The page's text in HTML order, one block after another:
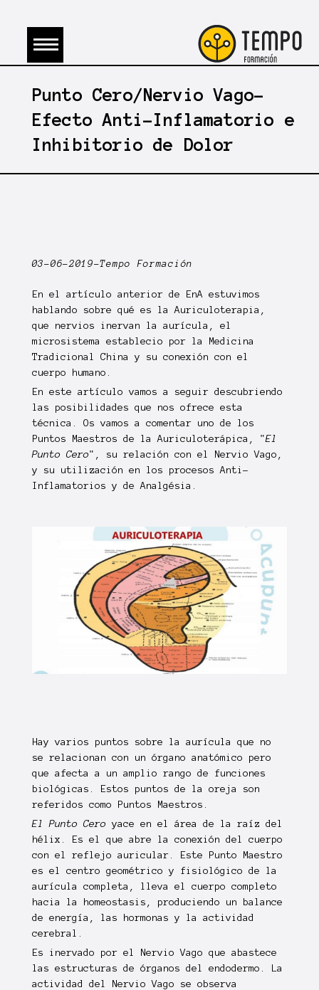
Punto Cero/Nervio Vago-
Efecto Anti-Inflamatorio e
Inhibitorio de Dolor
03-06-2019-Tempo Formación
En el artículo anterior de EnA estuvimos
hablando sobre qué es la Auriculoterapia,
que nervios inervan la aurícula, el
microsistema establecio por la Medicina
Tradicional China y su conexión con el
cuerpo humano.
En este artículo vamos a seguir descubriendo
las posibilidades que nos ofrece esta
técnica. Os vamos a comentar uno de los
Puntos Maestros de la Auriculoterápica, "El
Punto Cero", su relación con el Nervio Vago,
y su utilización en los procesos Anti-
Inflamatorios y de Analgésia.
Hay varios puntos sobre la aurícula que no
se relacionan con un órgano anatómico pero
que afecta a un amplio rango de funciones
biológicas. Estos puntos de la oreja son
referidos como Puntos Maestros.
El Punto Cero yace en el área de la raíz del
hélix. Es el que abre la conexión del cuerpo
con el reflejo auricular. Este Punto Maestro
es el centro geométrico y fisiológico de la
aurícula completa, lleva el cuerpo completo
hacia la homeostasis, produciendo un balance
de energía, las hormonas y la actividad
cerebral.
Es inervado por el Nervio Vago que abastece
las estructuras de órganos del endodermo. La
actividad del Nervio Vago se observa